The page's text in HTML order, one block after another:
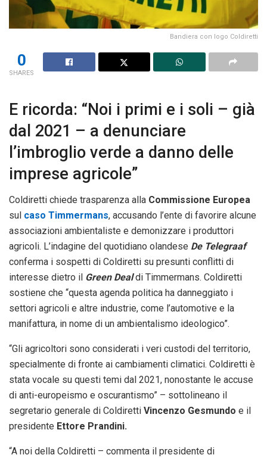
Bandiera con logo Coldiretti
0
SHARES
E ricorda: “Noi i primi e i soli – già
dal 2021 – a denunciare
l’imbroglio verde a danno delle
imprese agricole”
Coldiretti chiede trasparenza alla Commissione Europea
sul caso Timmermans, accusando l’ente di favorire alcune
associazioni ambientaliste e demonizzare i produttori
agricoli. L’indagine del quotidiano olandese De Telegraaf
conferma i sospetti di Coldiretti su presunti conflitti di
interesse dietro il Green Dealdi Timmermans. Coldiretti
sostiene che “questa agenda politica ha danneggiato i
settori agricoli e altre industrie, come l’automotive e la
manifattura, in nome di un ambientalismo ideologico”.
“Gli agricoltori sono considerati i veri custodi del territorio,
specialmente di fronte ai cambiamenti climatici. Coldiretti è
stata vocale su questi temi dal 2021, nonostante le accuse
di anti-europeismo e oscurantismo” – sottolineano il
segretario generale di Coldiretti Vincenzo Gesmundo e il
presidente Ettore Prandini.
“A noi della Coldiretti – commenta il presidente di